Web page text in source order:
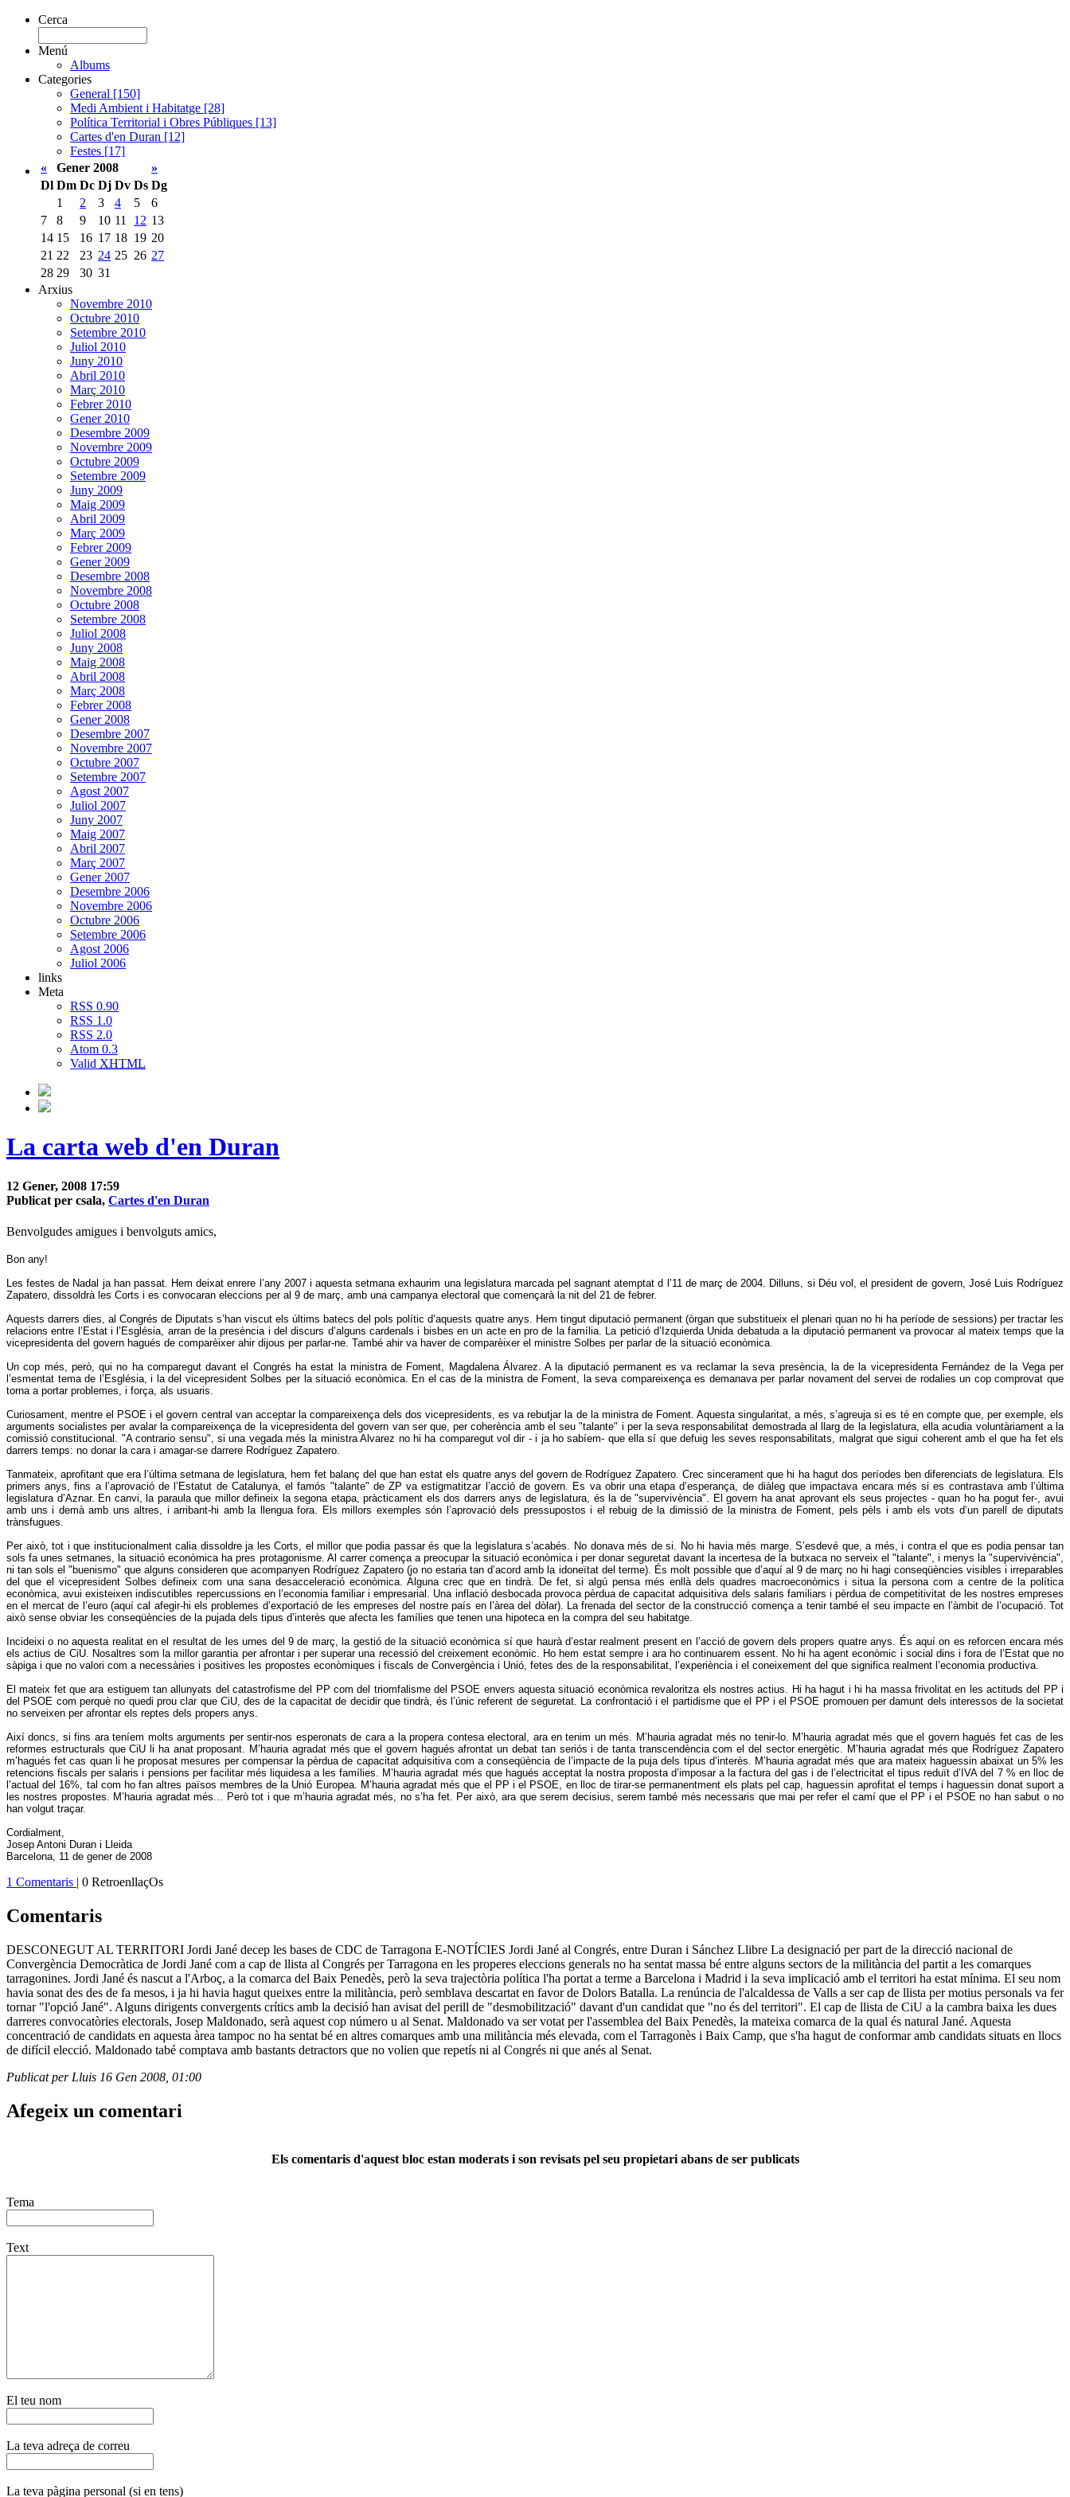
Cerca
Menú
Albums
Categories
General [150]
Medi Ambient i Habitatge [28]
Política Territorial i Obres Públiques [13]
Cartes d'en Duran [12]
Festes [17]
«
Gener 2008
»
Dl Dm Dc Dj Dv Ds Dg
1
2 3 4 5
6
7
8 9 10 11 12 13
14 15 16 17 18 19 20
21 22 23 24 25 26 27
28 29 30 31
Arxius
Novembre 2010
Octubre 2010
Setembre 2010
Juliol 2010
Juny 2010
Abril 2010
Març 2010
Febrer 2010
Gener 2010
Desembre 2009
Novembre 2009
Octubre 2009
Setembre 2009
Juny 2009
Maig 2009
Abril 2009
Març 2009
Febrer 2009
Gener 2009
Desembre 2008
Novembre 2008
Octubre 2008
Setembre 2008
Juliol 2008
Juny 2008
Maig 2008
Abril 2008
Març 2008
Febrer 2008
Gener 2008
Desembre 2007
Novembre 2007
Octubre 2007
Setembre 2007
Agost 2007
Juliol 2007
Juny 2007
Maig 2007
Abril 2007
Març 2007
Gener 2007
Desembre 2006
Novembre 2006
Octubre 2006
Setembre 2006
Agost 2006
Juliol 2006
links
Meta
RSS 0.90
RSS 1.0
RSS 2.0
Atom 0.3
Valid XHTML
La carta web d'en Duran
12 Gener, 2008 17:59
Publicat per csala, Cartes d'en Duran
Benvolgudes amigues i benvolguts amics,
Bon any!
Les festes de Nadal ja han passat. Hem deixat enrere l’any 2007 i aquesta setmana exhaurim una legislatura marcada pel sagnant atemptat d l’11 de març de 2004. Dilluns, si Déu vol, el president de govern, José Luis Rodríguez
Zapatero, dissoldrà les Corts i es convocaran eleccions per al 9 de març, amb una campanya electoral que començarà la nit del 21 de febrer.
Aquests darrers dies, al Congrés de Diputats s’han viscut els últims batecs del pols polític d’aquests quatre anys. Hem tingut diputació permanent (òrgan que substitueix el plenari quan no hi ha període de sessions) per tractar les
relacions entre l’Estat i l’Església, arran de la presència i del discurs d’alguns cardenals i bisbes en un acte en pro de la família. La petició d’Izquierda Unida debatuda a la diputació permanent va provocar al mateix temps que la
vicepresidenta del govern hagués de comparèixer ahir dijous per parlar-ne. També ahir va haver de comparèixer el ministre Solbes per parlar de la situació econòmica.
Un cop més, però, qui no ha comparegut davant el Congrés ha estat la ministra de Foment, Magdalena Álvarez. A la diputació permanent es va reclamar la seva presència, la de la vicepresidenta Fernández de la Vega per
l’esmentat tema de l’Església, i la del vicepresident Solbes per la situació econòmica. En el cas de la ministra de Foment, la seva compareixença es demanava per parlar novament del servei de rodalies un cop comprovat que
torna a portar problemes, i força, als usuaris.
Curiosament, mentre el PSOE i el govern central van acceptar la compareixença dels dos vicepresidents, es va rebutjar la de la ministra de Foment. Aquesta singularitat, a més, s’agreuja si es té en compte que, per exemple, els
arguments socialistes per avalar la compareixença de la vicepresidenta del govern van ser que, per coherència amb el seu "talante" i per la seva responsabilitat demostrada al llarg de la legislatura, ella acudia voluntàriament a la
comissió constitucional. "A contrario sensu", si una vegada més la ministra Alvarez no hi ha comparegut vol dir - i ja ho sabíem- que ella sí que defuig les seves responsabilitats, malgrat que sigui coherent amb el que ha fet els
darrers temps: no donar la cara i amagar-se darrere Rodríguez Zapatero.
Tanmateix, aprofitant que era l’última setmana de legislatura, hem fet balanç del que han estat els quatre anys del govern de Rodríguez Zapatero. Crec sincerament que hi ha hagut dos períodes ben diferenciats de legislatura. Els
primers anys, fins a l’aprovació de l’Estatut de Catalunya, el famós "talante" de ZP va estigmatitzar l’acció de govern. Es va obrir una etapa d’esperança, de diàleg que impactava encara més si es contrastava amb l’última
legislatura d’Aznar. En canvi, la paraula que millor defineix la segona etapa, pràcticament els dos darrers anys de legislatura, és la de "supervivència". El govern ha anat aprovant els seus projectes - quan ho ha pogut fer-, avui
amb uns i demà amb uns altres, i arribant-hi amb la llengua fora. Els millors exemples són l’aprovació dels pressupostos i el rebuig de la dimissió de la ministra de Foment, pels pèls i amb els vots d’un parell de diputats
trànsfugues.
Per això, tot i que institucionalment calia dissoldre ja les Corts, el millor que podia passar és que la legislatura s’acabés. No donava més de si. No hi havia més marge. S’esdevé que, a més, i contra el que es podia pensar tan
sols fa unes setmanes, la situació econòmica ha pres protagonisme. Al carrer comença a preocupar la situació econòmica i per donar seguretat davant la incertesa de la butxaca no serveix el "talante", i menys la "supervivència",
ni tan sols el "buenismo" que alguns consideren que acompanyen Rodríguez Zapatero (jo no estaria tan d’acord amb la idoneïtat del terme). És molt possible que d’aquí al 9 de març no hi hagi conseqüències visibles i irreparables
del que el vicepresident Solbes defineix com una sana desacceleració econòmica. Alguna crec que en tindrà. De fet, si algú pensa més enllà dels quadres macroeconòmics i situa la persona com a centre de la política
econòmica, avui existeixen indiscutibles repercussions en l’economia familiar i empresarial. Una inflació desbocada provoca pèrdua de capacitat adquisitiva dels salaris familiars i pèrdua de competitivitat de les nostres empreses
en el mercat de l’euro (aquí cal afegir-hi els problemes d’exportació de les empreses del nostre país en l’àrea del dòlar). La frenada del sector de la construcció comença a tenir també el seu impacte en l’àmbit de l’ocupació. Tot
això sense obviar les conseqüències de la pujada dels tipus d’interès que afecta les famílies que tenen una hipoteca en la compra del seu habitatge.
Incideixi o no aquesta realitat en el resultat de les urnes del 9 de març, la gestió de la situació econòmica sí que haurà d’estar realment present en l’acció de govern dels propers quatre anys. És aquí on es reforcen encara més
els actius de CiU. Nosaltres som la millor garantia per afrontar i per superar una recessió del creixement econòmic. Ho hem estat sempre i ara ho continuarem essent. No hi ha agent econòmic i social dins i fora de l’Estat que no
sàpiga i que no valori com a necessàries i positives les propostes econòmiques i fiscals de Convergència i Unió, fetes des de la responsabilitat, l’experiència i el coneixement del que significa realment l’economia productiva.
El mateix fet que ara estiguem tan allunyats del catastrofisme del PP com del triomfalisme del PSOE envers aquesta situació econòmica revaloritza els nostres actius. Hi ha hagut i hi ha massa frivolitat en les actituds del PP i
del PSOE com perquè no quedi prou clar que CiU, des de la capacitat de decidir que tindrà, és l’únic referent de seguretat. La confrontació i el partidisme que el PP i el PSOE promouen per damunt dels interessos de la societat
no serveixen per afrontar els reptes dels propers anys.
Així doncs, si fins ara teníem molts arguments per sentir-nos esperonats de cara a la propera contesa electoral, ara en tenim un més. M’hauria agradat més no tenir-lo. M’hauria agradat més que el govern hagués fet cas de les
reformes estructurals que CiU li ha anat proposant. M’hauria agradat més que el govern hagués afrontat un debat tan seriós i de tanta transcendència com el del sector energètic. M’hauria agradat més que Rodríguez Zapatero
m’hagués fet cas quan li he proposat mesures per compensar la pèrdua de capacitat adquisitiva com a conseqüència de l’impacte de la puja dels tipus d’interès. M’hauria agradat més que ara mateix haguessin abaixat un 5% les
retencions fiscals per salaris i pensions per facilitar més liquidesa a les famílies. M’hauria agradat més que hagués acceptat la nostra proposta d’imposar a la factura del gas i de l’electricitat el tipus reduït d’IVA del 7 % en lloc de
l’actual del 16%, tal com ho fan altres països membres de la Unió Europea. M’hauria agradat més que el PP i el PSOE, en lloc de tirar-se permanentment els plats pel cap, haguessin aprofitat el temps i haguessin donat suport a
les nostres propostes. M’hauria agradat més... Però tot i que m’hauria agradat més, no s’ha fet. Per això, ara que serem decisius, serem també més necessaris que mai per refer el camí que el PP i el PSOE no han sabut o no
han volgut traçar.
Cordialment,
Josep Antoni Duran i Lleida
Barcelona, 11 de gener de 2008
1 Comentaris | 0 RetroenllaçOs
Comentaris
DESCONEGUT AL TERRITORI Jordi Jané decep les bases de CDC de Tarragona E-NOTÍCIES Jordi Jané al Congrés, entre Duran i Sánchez Llibre La designació per part de la direcció nacional de
Convergència Democràtica de Jordi Jané com a cap de llista al Congrés per Tarragona en les properes eleccions generals no ha sentat massa bé entre alguns sectors de la militància del partit a les comarques
tarragonines. Jordi Jané és nascut a l'Arboç, a la comarca del Baix Penedès, però la seva trajectòria política l'ha portat a terme a Barcelona i Madrid i la seva implicació amb el territori ha estat mínima. El seu nom
havia sonat des des de fa mesos, i ja hi havia hagut queixes entre la militància, però semblava descartat en favor de Dolors Batalla. La renúncia de l'alcaldessa de Valls a ser cap de llista per motius personals va fer
tornar "l'opció Jané". Alguns dirigents convergents crítics amb la decisió han avisat del perill de "desmobilització" davant d'un candidat que "no és del territori". El cap de llista de CiU a la cambra baixa les dues
darreres convocatòries electorals, Josep Maldonado, serà aquest cop número u al Senat. Maldonado va ser votat per l'assemblea del Baix Penedès, la mateixa comarca de la qual és natural Jané. Aquesta
concentració de candidats en aquesta àrea tampoc no ha sentat bé en altres comarques amb una militància més elevada, com el Tarragonès i Baix Camp, que s'ha hagut de conformar amb candidats situats en llocs
de difícil elecció. Maldonado tabé comptava amb bastants detractors que no volien que repetís ni al Congrés ni que anés al Senat.
Publicat per Lluis 16 Gen 2008, 01:00
Afegeix un comentari
Els comentaris d'aquest bloc estan moderats i son revisats pel seu propietari abans de ser publicats
Tema
Text
El teu nom
La teva adreça de correu
La teva pàgina personal (si en tens)